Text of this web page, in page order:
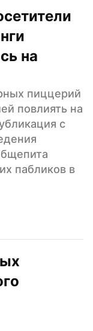
на
пиццерий
повлиять на
с
пабликов в